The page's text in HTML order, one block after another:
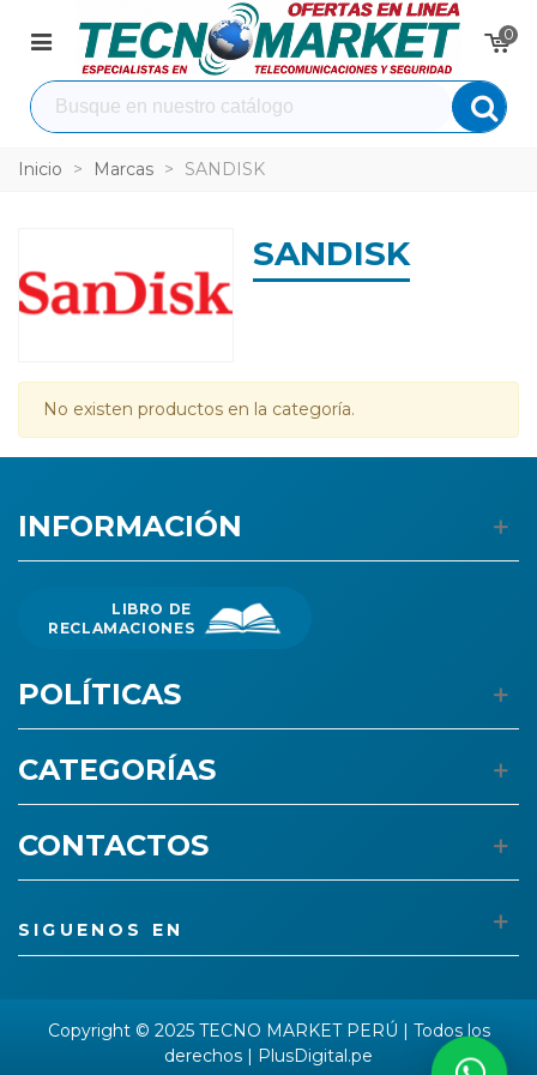
0
Inicio > Marcas > SANDISK
SANDISK
No existen productos en la categoría.
INFORMACIÓN
LIBRO DE
RECLAMACIONES
POLÍTICAS
CATEGORÍAS
CONTACTOS
SIGUENOS EN
Copyright © 2025 TECNO MARKET PERÚ | Todos los
derechos | PlusDigital.pe